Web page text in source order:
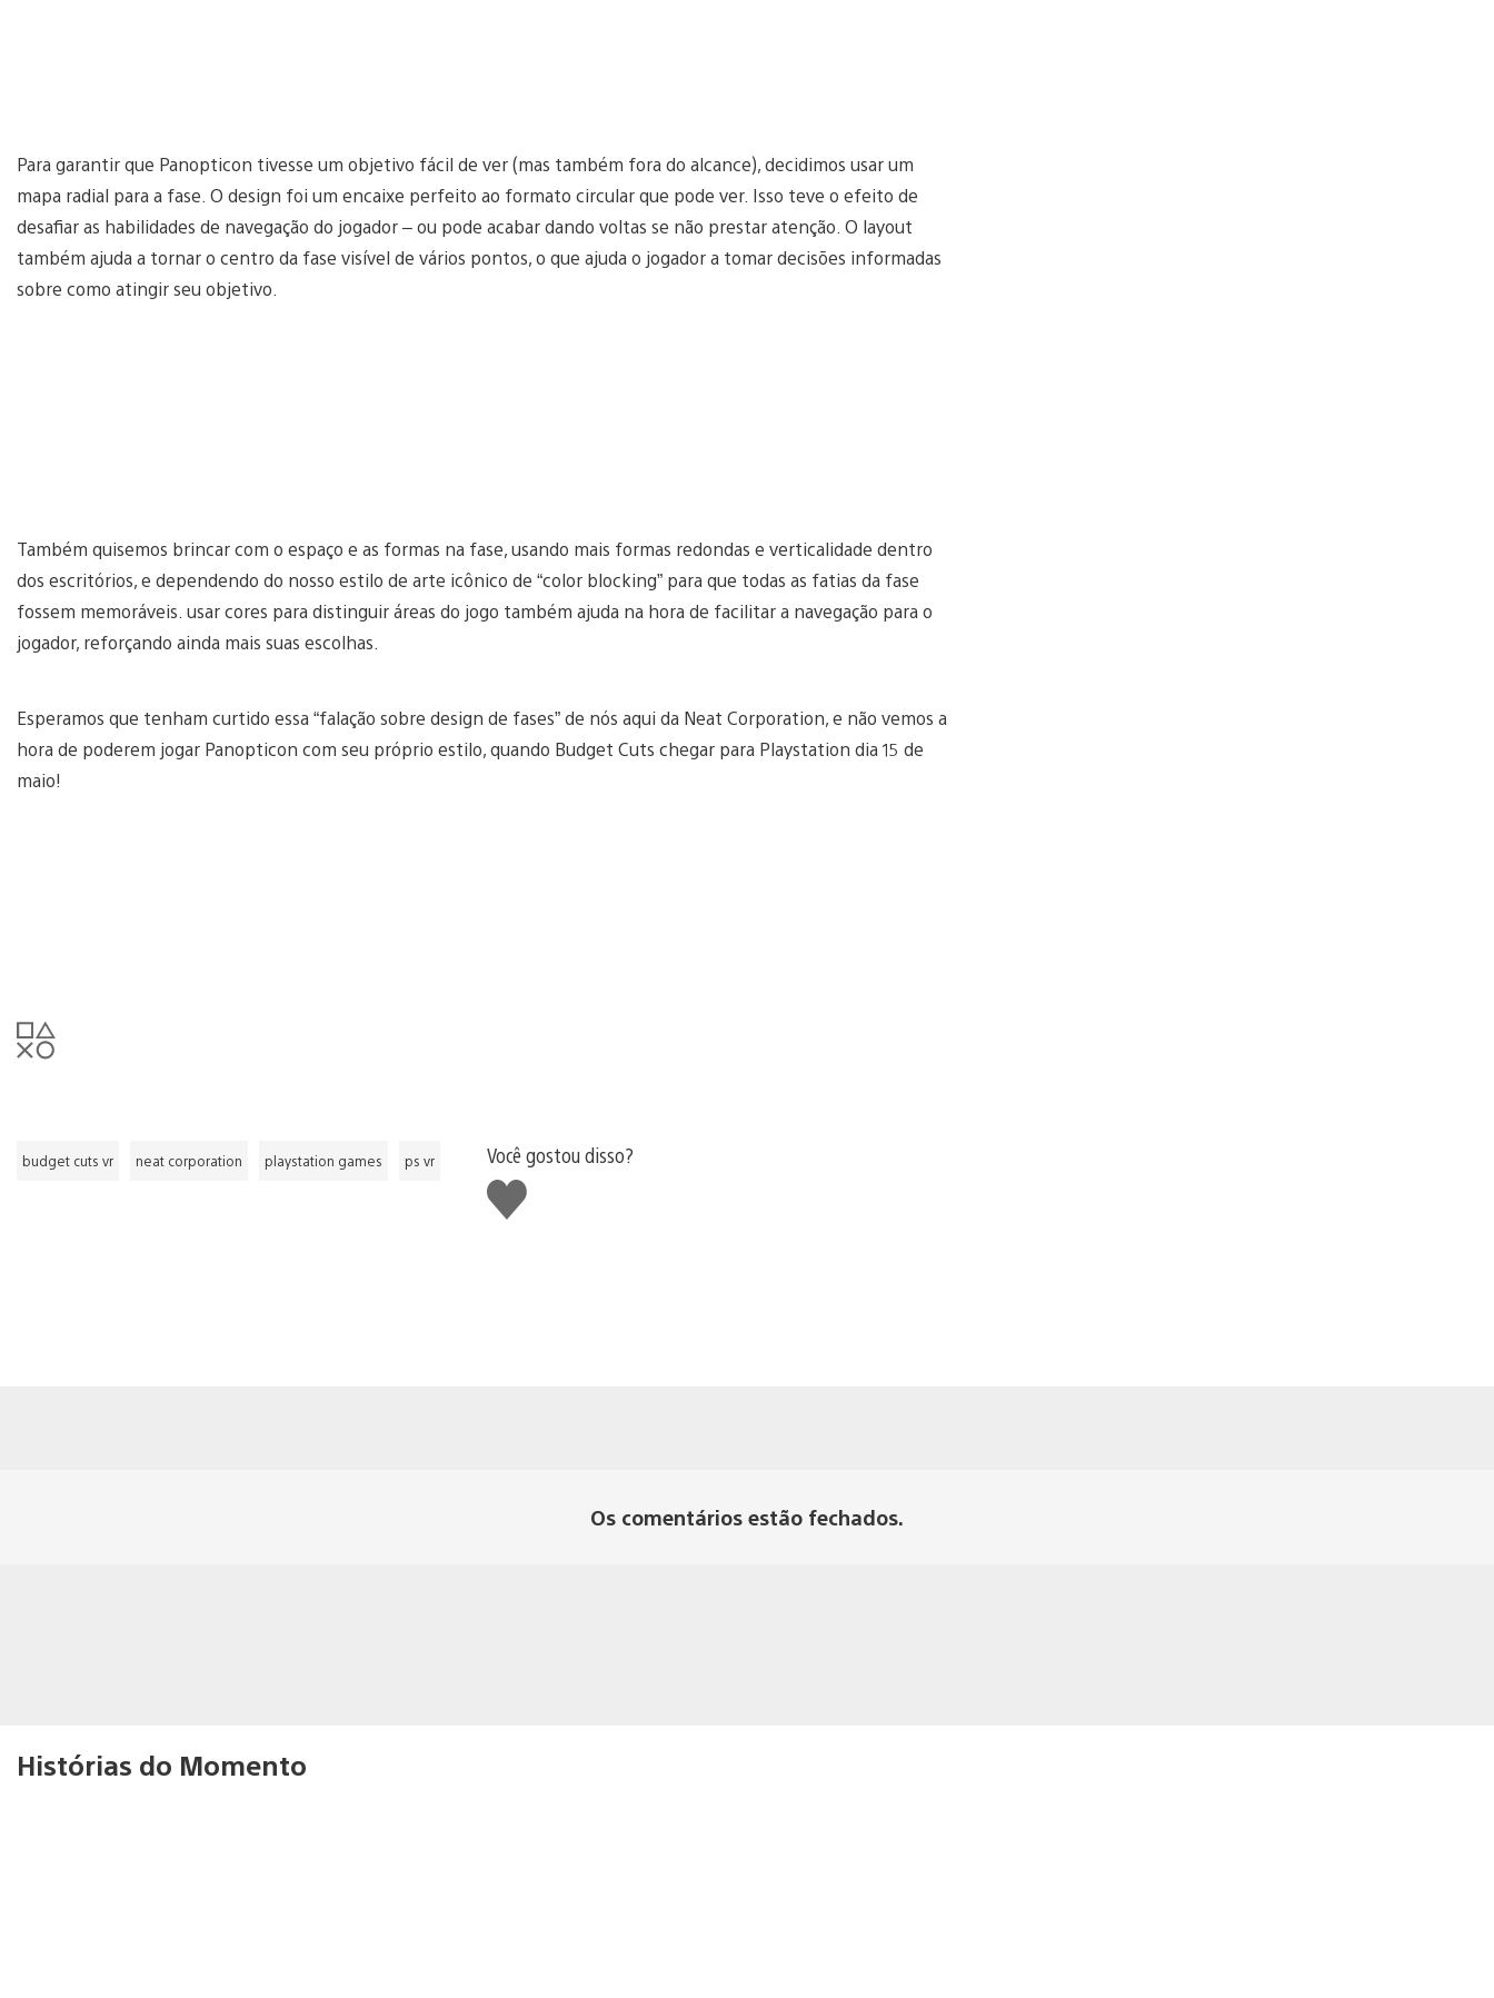
Para garantir que Panopticon tivesse um objetivo fácil de ver (mas também fora do alcance), decidimos usar um
mapa radial para a fase. O design foi um encaixe perfeito ao formato circular que pode ver. Isso teve o efeito de
desafiar as habilidades de navegação do jogador – ou pode acabar dando voltas se não prestar atenção. O layout
também ajuda a tornar o centro da fase visível de vários pontos, o que ajuda o jogador a tomar decisões informadas
sobre como atingir seu objetivo.
Também quisemos brincar com o espaço e as formas na fase, usando mais formas redondas e verticalidade dentro
dos escritórios, e dependendo do nosso estilo de arte icônico de “color blocking” para que todas as fatias da fase
fossem memoráveis. usar cores para distinguir áreas do jogo também ajuda na hora de facilitar a navegação para o
jogador, reforçando ainda mais suas escolhas.
Esperamos que tenham curtido essa “falação sobre design de fases” de nós aqui da Neat Corporation, e não vemos a
hora de poderem jogar Panopticon com seu próprio estilo, quando Budget Cuts chegar para Playstation dia 15 de
maio!
budget cuts vr neat corporation playstation games ps vr
Você gostou disso?
Curtir
Os comentários estão fechados.
Histórias do Momento